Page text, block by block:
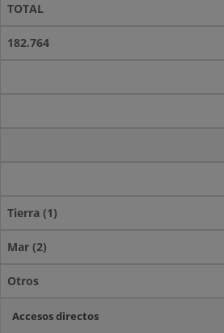
TOTAL
182.764
Tierra (1)
Mar (2)
Otros
Accesos directos